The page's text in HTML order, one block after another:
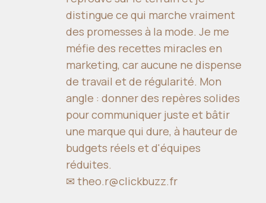
distingue ce qui marche vraiment
des promesses à la mode. Je me
méfie des recettes miracles en
marketing, car aucune ne dispense
de travail et de régularité. Mon
angle : donner des repères solides
pour communiquer juste et bâtir
une marque qui dure, à hauteur de
budgets réels et d'équipes
réduites.
✉ theo.r@clickbuzz.fr